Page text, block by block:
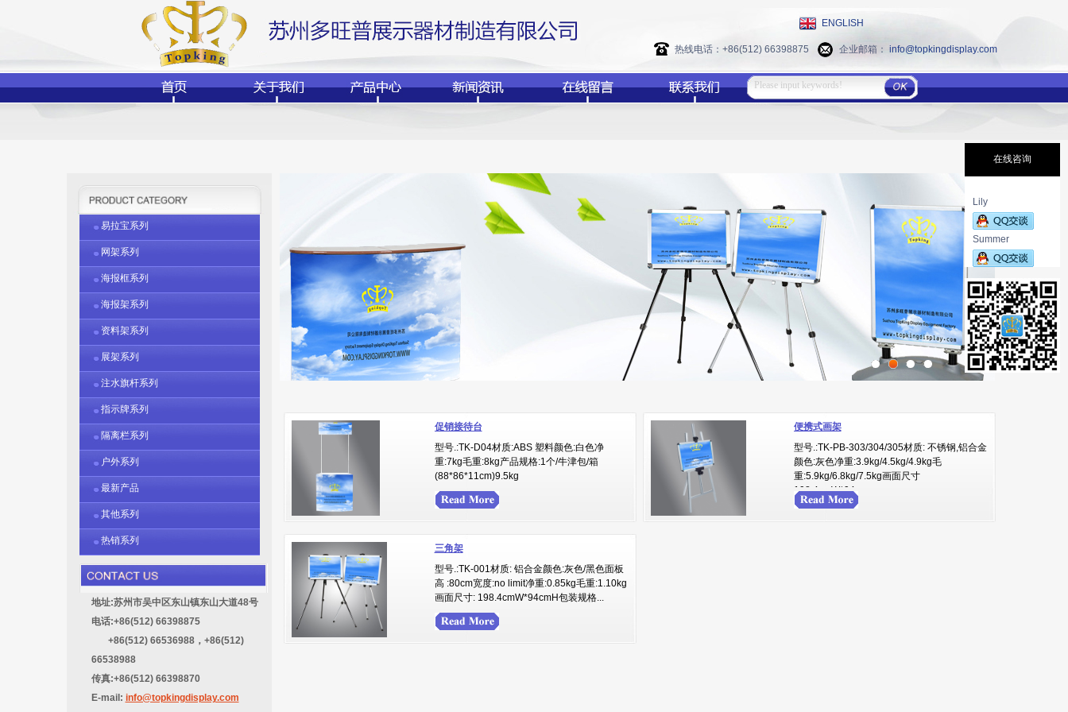
ENGLISH
热线电话：+86(512) 66398875 企业邮箱： info@topkingdisplay.com
易拉宝系列
网架系列
海报框系列
海报架系列
资料架系列
展架系列
注水旗杆系列
指示牌系列
隔离栏系列
户外系列
最新产品
其他系列
热销系列
地址:苏州市吴中区东山镇东山大道48号
电话:+86(512) 66398875
+86(512) 66536988，+86(512)
66538988
传真:+86(512) 66398870
E-mail: info@topkingdisplay.com
促销接待台
型号.:TK-D04材质:ABS 塑料颜色:白色净
重:7kg毛重:8kg产品规格:1个/牛津包/箱
(88*86*11cm)9.5kg
便携式画架
型号.:TK-PB-303/304/305材质: 不锈钢,铝合金
颜色:灰色净重:3.9kg/4.5kg/4.9kg毛
重:5.9kg/6.8kg/7.5kg画面尺寸
198.4cmW*94...
三角架
型号.:TK-001材质: 铝合金颜色:灰色/黑色面板
高 :80cm宽度:no limit净重:0.85kg毛重:1.10kg
画面尺寸: 198.4cmW*94cmH包装规格...
在线咨询
Lily
Summer